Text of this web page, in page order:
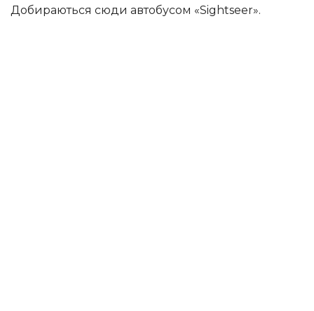
Добираються сюди автобусом «Sightseer».